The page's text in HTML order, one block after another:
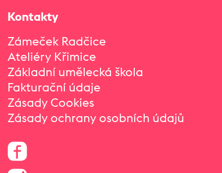
Kontakty
Zámeček Radčice
Ateliéry Křimice
Základní umělecká škola
Fakturační údaje
Zásady Cookies
Zásady ochrany osobních údajů